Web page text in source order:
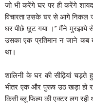
जो भी करेंगे घर पर ही करेंगे
विचारता उसके घर से आगे निकल
घर पीछे छूट गया ।’’ मैंने
उसका एक प्रतिमान न जाने
था।
शालिनी के घर की सीढ़ियां
भीतर एक और पुरूष उठ खड़ा हो
किसी ब्लू फिल्म की एक्टर लग रही